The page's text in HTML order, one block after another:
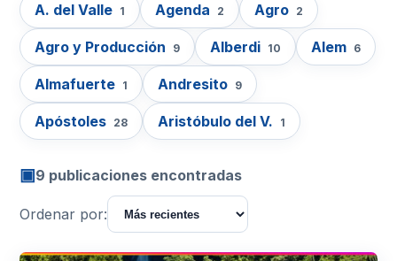
A. del Valle 1 Agenda 2 Agro 2
Agro y Producción 9 Alberdi 10 Alem 6
Almafuerte 1 Andresito 9
Apóstoles 28 Aristóbulo del V. 1
▣9 publicaciones encontradas
Ordenar por: